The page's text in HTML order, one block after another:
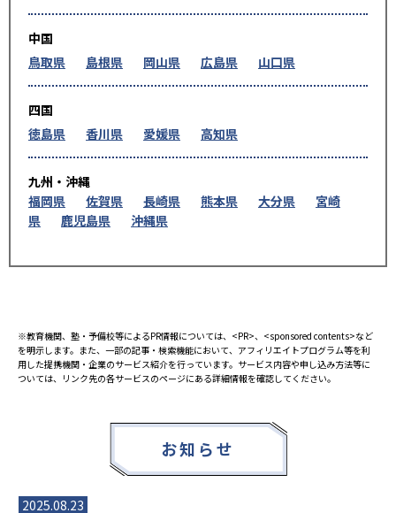
中国
鳥取県
島根県 岡山県 広島県 山口県
四国
徳島県
香川県 愛媛県 高知県
九州・沖縄
福岡県
佐賀県 長崎県 熊本県 大分県
宮崎
県
鹿児島県 沖縄県
※教育機関、塾・予備校等によるPR情報については、<PR>、<sponsored contents>など
を明示します。また、一部の記事・検索機能において、アフィリエイトプログラム等を利
用した提携機関・企業のサービス紹介を行っています。サービス内容や申し込み方法等に
ついては、リンク先の各サービスのページにある詳細情報を確認してください。
お知らせ
2025.08.23